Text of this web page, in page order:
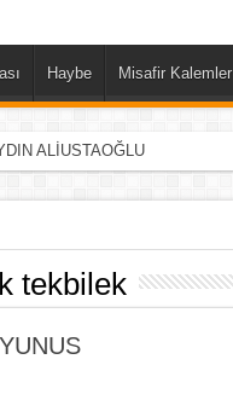
Haybe Misafir Kalemler
ALİUSTAOĞLU
tekbilek